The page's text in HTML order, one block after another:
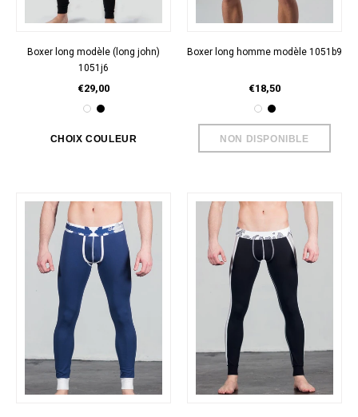
Boxer long modèle (long john)
1051j6
€29,00
Boxer long homme modèle 1051b9
€18,50